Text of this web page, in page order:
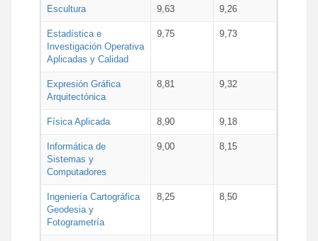
Escultura 9,63 9,26
Estadística e
Investigación Operativa
Aplicadas y Calidad
9,75 9,73
Expresión Gráfica
Arquitectónica
8,81 9,32
Física Aplicada 8,90 9,18
Informática de
Sistemas y
Computadores
9,00 8,15
Ingeniería Cartográfica
Geodesia y
Fotogrametría
8,25 8,50